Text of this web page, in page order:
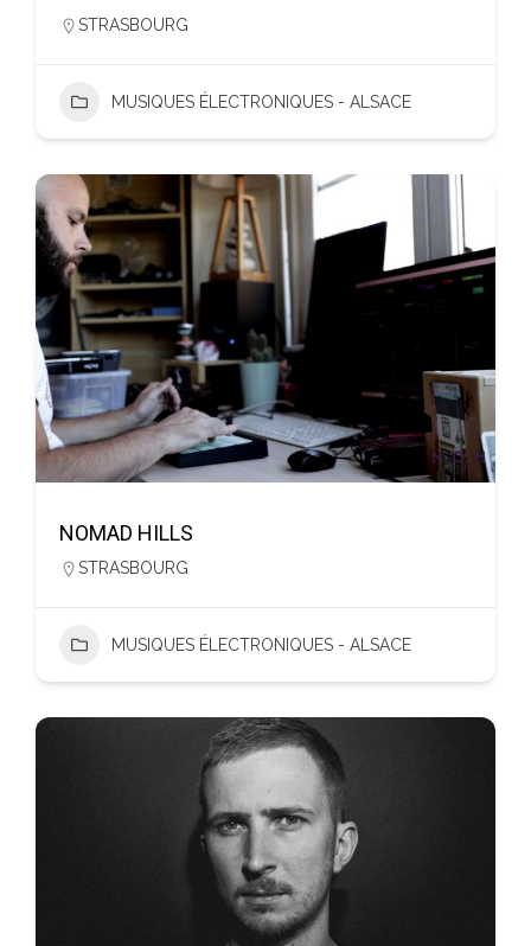
STRASBOURG
MUSIQUES ÉLECTRONIQUES - ALSACE
NOMAD HILLS
STRASBOURG
MUSIQUES ÉLECTRONIQUES - ALSACE